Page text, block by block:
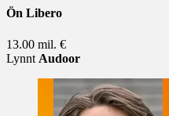
Ön Libero
13.00 mil. €
Lynnt Audoor